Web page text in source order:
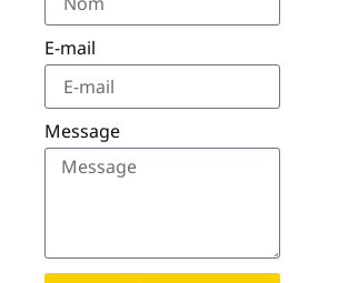
E-mail
Message